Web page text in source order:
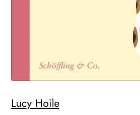
Lucy Hoile